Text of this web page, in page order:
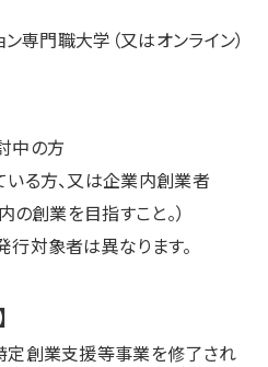
専門職大学（又はオンライン）
中の方
る方、又は企業内創業者
の創業を目指すこと。）
対象者は異なります。
定創業支援等事業を修了され